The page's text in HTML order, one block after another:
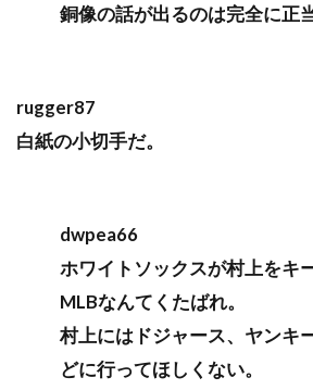
銅像の話が出るのは完全に正
rugger87
白紙の小切手だ。
dwpea66
ホワイトソックスが村上をキ
MLBなんてくたばれ。
村上にはドジャース、ヤンキ
どに行ってほしくない。